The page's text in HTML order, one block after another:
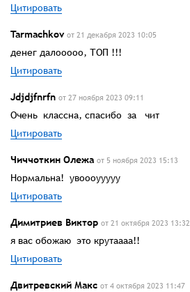
Цитировать
Tarmachkov от 21 декабря 2023 10:05
денег далооооо, ТОП !!!
Цитировать
Jdjdjfnrfn от 27 ноября 2023 09:11
Очень классна, спасибо за чит
Цитировать
Чиччоткин Олежа от 5 ноября 2023 15:13
Нормальна! увоооууууу
Цитировать
Димитриев Виктор от 21 октября 2023 13:32
я вас обожаю это крутаааа!!
Цитировать
Двитревский Макс от 4 октября 2023 11:47